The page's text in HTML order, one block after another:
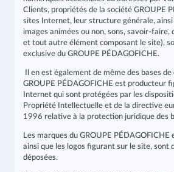
Clients, propriétés de la société GROUPE
sites Internet, leur structure générale,
images animées ou non, sons, savoir-faire,
et tout autre élément composant le site),
exclusive du GROUPE PÉDAGOFICHE.
Il en est également de même des bases
GROUPE PÉDAGOFICHE est producteur
Internet qui sont protégées par les
Propriété Intellectuelle et de la directive
1996 relative à la protection juridique des
Les marques du GROUPE
ainsi que les logos figurant sur le site, sont
déposées.